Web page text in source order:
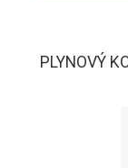
PLYNOVÝ